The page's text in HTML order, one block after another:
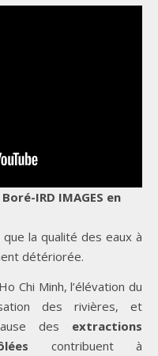
IRD IMAGES en
la qualité des eaux à
détériorée.
Chi Minh, l’élévation du
des rivières, et
des extractions
contribuent à